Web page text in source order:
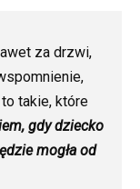
za drzwi,
takie, które
gdy dziecko
mogła od